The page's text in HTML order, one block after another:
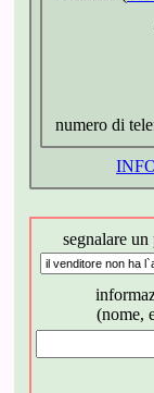
numero di
segnalare
(nome,